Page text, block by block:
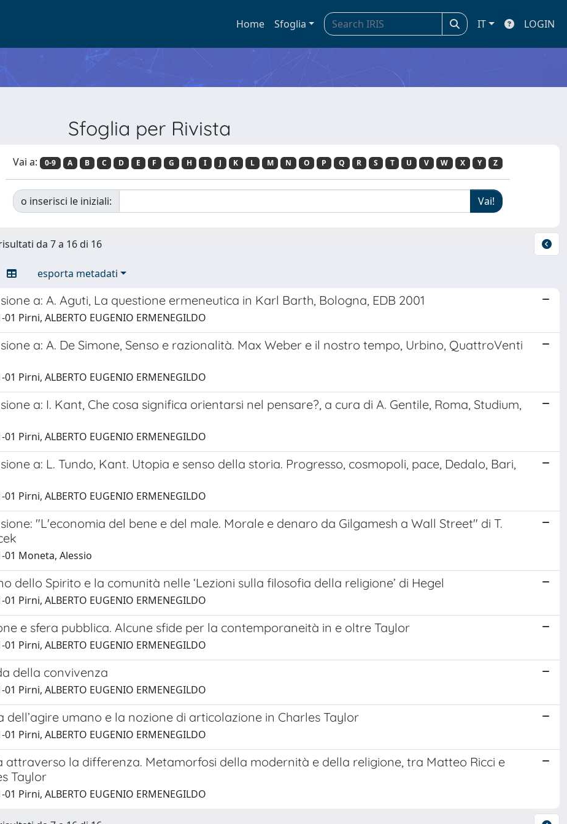
Home Sfoglia IT LOGIN
Sfoglia per Rivista
Vai a: 0-9 A B C D E F G H I J K L M N O P Q R S T U V W X Y Z
o inserisci le iniziali:
da 7 a 16 di 16
esporta metadati
a: A. Aguti, La questione ermeneutica in Karl Barth, Bologna, EDB 2001
01 Pirni, ALBERTO EUGENIO ERMENEGILDO
a: A. De Simone, Senso e razionalità. Max Weber e il nostro tempo, Urbino, QuattroVenti
01 Pirni, ALBERTO EUGENIO ERMENEGILDO
a: I. Kant, Che cosa significa orientarsi nel pensare?, a cura di A. Gentile, Roma, Studium,
01 Pirni, ALBERTO EUGENIO ERMENEGILDO
a: L. Tundo, Kant. Utopia e senso della storia. Progresso, cosmopoli, pace, Dedalo, Bari,
01 Pirni, ALBERTO EUGENIO ERMENEGILDO
"L'economia del bene e del male. Morale e denaro da Gilgamesh a Wall Street" di T.
01 Moneta, Alessio
dello Spirito e la comunità nelle ‘Lezioni sulla filosofia della religione’ di Hegel
01 Pirni, ALBERTO EUGENIO ERMENEGILDO
e sfera pubblica. Alcune sfide per la contemporaneità in e oltre Taylor
01 Pirni, ALBERTO EUGENIO ERMENEGILDO
della convivenza
01 Pirni, ALBERTO EUGENIO ERMENEGILDO
dell’agire umano e la nozione di articolazione in Charles Taylor
01 Pirni, ALBERTO EUGENIO ERMENEGILDO
attraverso la differenza. Metamorfosi della modernità e della religione, tra Matteo Ricci e
Taylor
01 Pirni, ALBERTO EUGENIO ERMENEGILDO